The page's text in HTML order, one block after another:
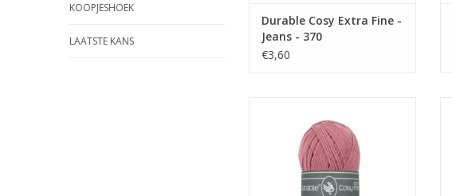
KOOPJESHOEK
LAATSTE KANS
Durable Cosy Extra Fine -
Jeans - 370
€3,60
Raspberry - 228
TOEVOEGEN AAN WINKELWAGEN